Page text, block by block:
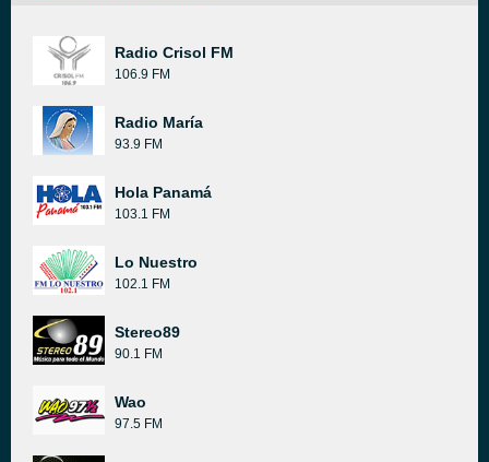
Radio Crisol FM
106.9 FM
Radio María
93.9 FM
Hola Panamá
103.1 FM
Lo Nuestro
102.1 FM
Stereo89
90.1 FM
Wao
97.5 FM